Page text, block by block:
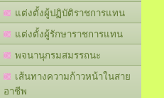
แต่งตั้งผู้ปฏิบัติราชการแทน
แต่งตั้งผู้รักษาราชการแทน
พจนานุกรมสมรรถนะ
เส้นทางความก้าวหน้าในสาย
อาชีพ